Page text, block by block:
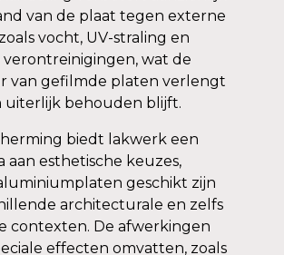
van de plaat tegen externe
vocht, UV-straling en
verontreinigingen, wat de
van gefilmde platen verlengt
uiterlijk behouden blijft.
biedt lakwerk een
aan esthetische keuzes,
geschikt zijn
architecturale en zelfs
contexten. De afwerkingen
effecten omvatten, zoals